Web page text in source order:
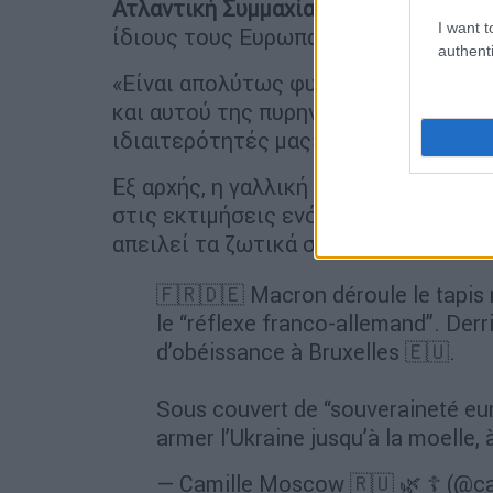
I want
Ατλαντική Συμμαχία.
ίδιους τους Ευρωπαίους, είπε από
«Είναι απολύτως φυσικό να
και αυτού της πυρηνικής
ιδιαιτερότητές μας», πρόσθεσε.
Εξ αρχής, η γαλλική πυρηνική
στις εκτιμήσεις ενός ανθρώπου,
απειλεί τα ζωτικά συμφέροντα της
🇫🇷🇩🇪 Macron déroule le tapis
le “réflexe franco-allemand”.
d’obéissance à Bruxelles 🇪🇺.
Sous couvert de “souveraineté
armer l’Ukraine jusqu’à la moelle,
— Camille Moscow 🇷🇺 🌿 ☦️